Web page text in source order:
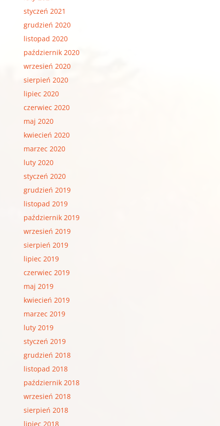
styczeń 2021
grudzień 2020
listopad 2020
październik 2020
wrzesień 2020
sierpień 2020
lipiec 2020
czerwiec 2020
maj 2020
kwiecień 2020
marzec 2020
luty 2020
styczeń 2020
grudzień 2019
listopad 2019
październik 2019
wrzesień 2019
sierpień 2019
lipiec 2019
czerwiec 2019
maj 2019
kwiecień 2019
marzec 2019
luty 2019
styczeń 2019
grudzień 2018
listopad 2018
październik 2018
wrzesień 2018
sierpień 2018
lipiec 2018